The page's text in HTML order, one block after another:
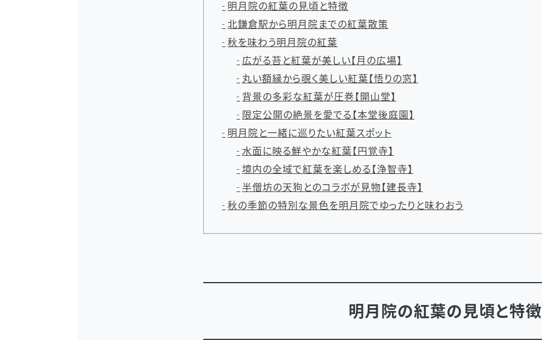
明月院の紅葉の見頃と特徴
北鎌倉駅から明月院までの紅葉散策
秋を味わう明月院の紅葉
広がる苔と紅葉が美しい【月の広場】
丸い額縁から覗く美しい紅葉【悟りの窓】
背景の多彩な紅葉が圧巻【開山堂】
限定公開の絶景を愛でる【本堂後庭園】
明月院と一緒に巡りたい紅葉スポット
水面に映る鮮やかな紅葉【円覚寺】
境内の全域で紅葉を楽しめる【浄智寺】
半僧坊の天狗とのコラボが見物【建長寺】
秋の季節の特別な景色を明月院でゆったりと味わおう
明月院の紅葉の見頃と特徴